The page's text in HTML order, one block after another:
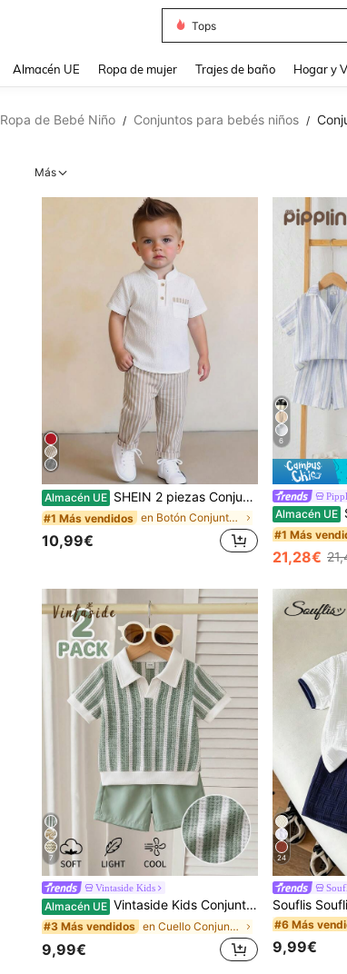
Tops
Almacén UE Ropa de mujer Trajes de baño Hogar y
Ropa de Bebé Niño / Conjuntos para bebés niños /
Más
Almacén UE SHEIN 2 piezas Conjunto informal de estilo vacacional para bebé niño/niña con camisa tipo polo de punto de manga corta y pantalones a rayas, Conjunto de ropa para bebé niño, Ropa de verano para bebé niño
#1 Más vendidos en Botón Conjuntos de polo para bebés niños
10,99€
6
Almacén UE
#1 Más
21,28€
7
Vintaside Kids
Almacén UE Vintaside Kids Conjunto de moda de verano para niño bebé con top de manga corta con cuello en V a rayas negras y caqui, emparejado con shorts a juego sin cintura
#3 Más vendidos en Cuello Conjuntos de polo para bebés niños
9,99€
24
#6 Más
9,99€